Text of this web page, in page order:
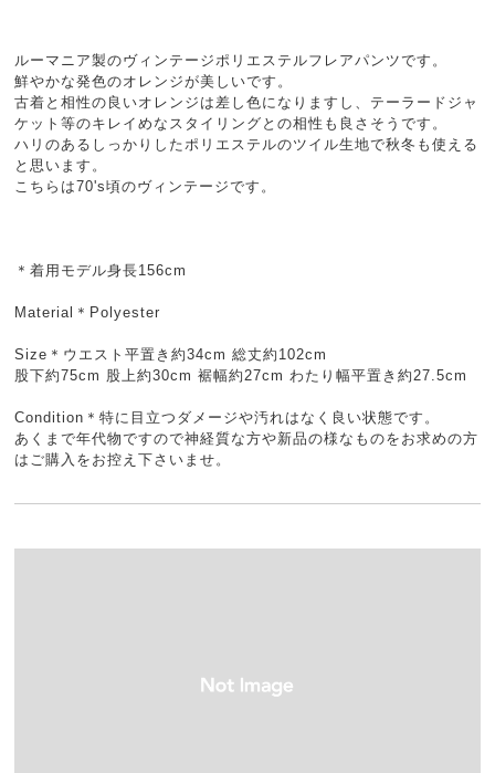
ルーマニア製のヴィンテージポリエステルフレアパンツです。
鮮やかな発色のオレンジが美しいです。
古着と相性の良いオレンジは差し色になりますし、テーラードジャ
ケット等のキレイめなスタイリングとの相性も良さそうです。
ハリのあるしっかりしたポリエステルのツイル生地で秋冬も使える
と思います。
こちらは70's頃のヴィンテージです。
＊着用モデル身長156cm
Material＊Polyester
Size＊ウエスト平置き約34cm 総丈約102cm
股下約75cm 股上約30cm 裾幅約27cm わたり幅平置き約27.5cm
Condition＊特に目立つダメージや汚れはなく良い状態です。
あくまで年代物ですので神経質な方や新品の様なものをお求めの方
はご購入をお控え下さいませ。